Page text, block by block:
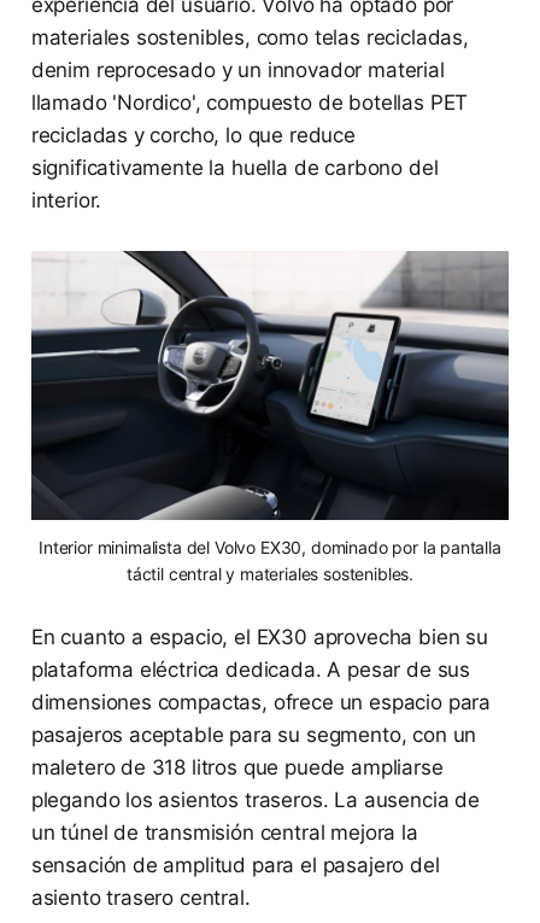
materiales sostenibles, como telas recicladas,
denim reprocesado y un innovador material
llamado 'Nordico', compuesto de botellas PET
recicladas y corcho, lo que reduce
significativamente la huella de carbono del
interior.
Interior minimalista del Volvo EX30, dominado por la pantalla
táctil central y materiales sostenibles.
En cuanto a espacio, el EX30 aprovecha bien su
plataforma eléctrica dedicada. A pesar de sus
dimensiones compactas, ofrece un espacio para
pasajeros aceptable para su segmento, con un
maletero de 318 litros que puede ampliarse
plegando los asientos traseros. La ausencia de
un túnel de transmisión central mejora la
sensación de amplitud para el pasajero del
asiento trasero central.